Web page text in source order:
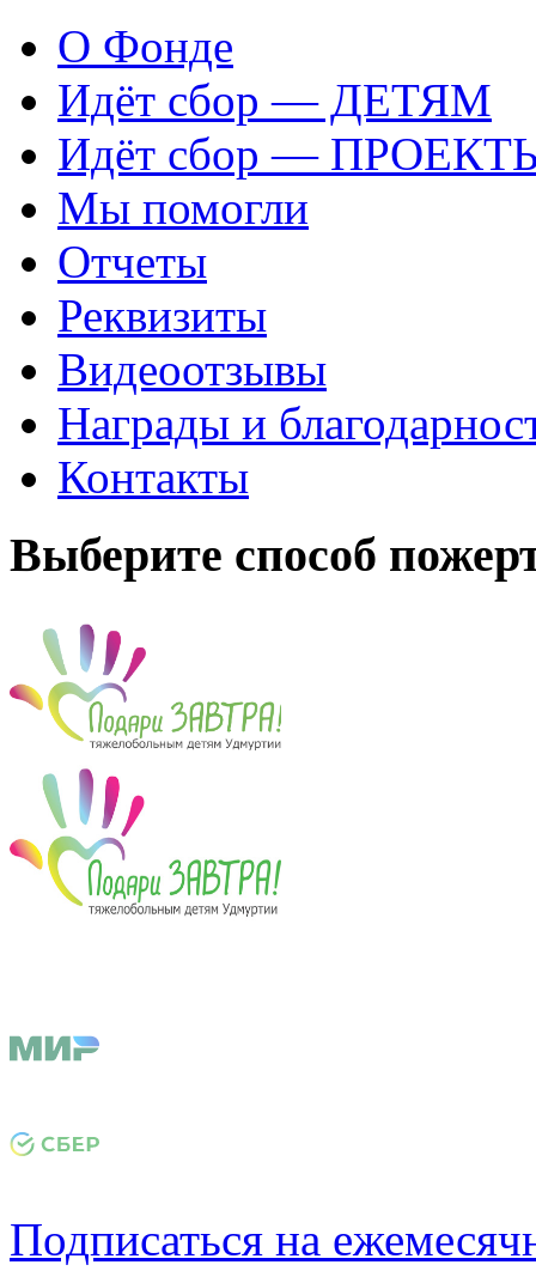
О Фонде
Идёт сбор — ДЕТЯМ
Идёт сбор —
Мы помогли
Отчеты
Реквизиты
Видеоотзывы
Награды и
Контакты
Выберите способ
Подписаться на